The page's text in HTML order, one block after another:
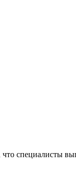
специалисты